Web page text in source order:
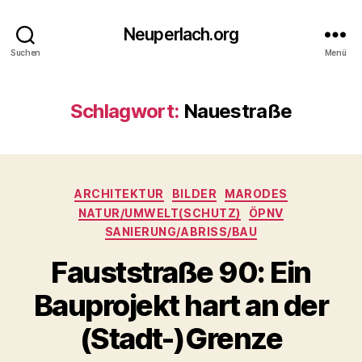
Suchen
Neuperlach.org
Menü
Schlagwort: Nauestraße
Kategorien
ARCHITEKTUR BILDER
MARODES
NATUR/UMWELT(SCHUTZ)
ÖPNV
SANIERUNG/ABRISS/BAU
Fauststraße 90: Ein
Bauprojekt hart an der
(Stadt-)Grenze